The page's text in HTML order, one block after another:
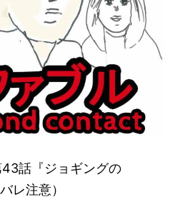
43話『ジョギングの
レ注意）